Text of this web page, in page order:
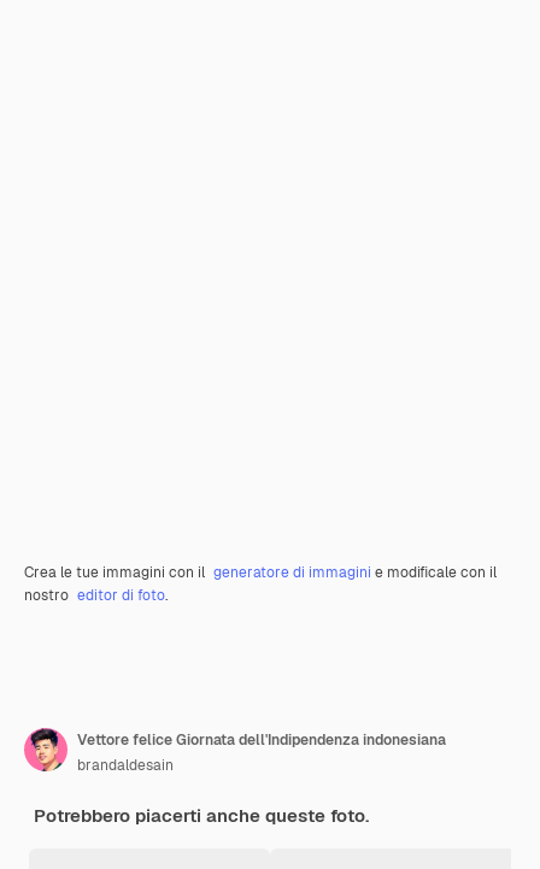
Crea le tue immagini con il generatore di immagini e modificale con il
nostro editor di foto.
Vettore felice Giornata dell'Indipendenza indonesiana
brandaldesain
Potrebbero piacerti anche queste foto.